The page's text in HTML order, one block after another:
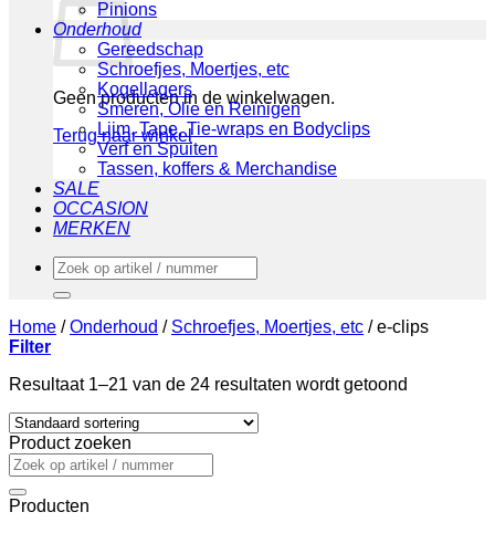
Geen producten in de winkelwagen.
Terug naar winkel
Pinions
Onderhoud
Gereedschap
Schroefjes, Moertjes, etc
Kogellagers
Smeren, Olie en Reinigen
Lijm, Tape, Tie-wraps en Bodyclips
Verf en Spuiten
Tassen, koffers & Merchandise
SALE
OCCASION
MERKEN
Zoeken
naar:
Home / Onderhoud / Schroefjes, Moertjes, etc /e-clips
Filter
Resultaat 1–21 van de 24 resultaten wordt getoond
Product zoeken
Zoeken
naar:
Producten